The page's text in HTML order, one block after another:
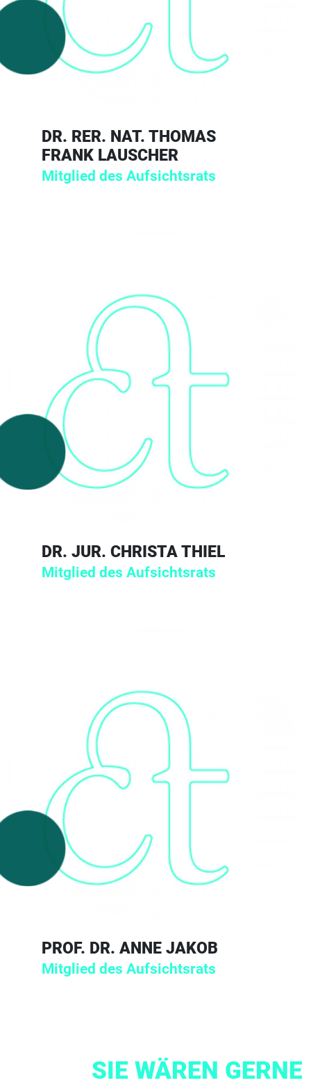
DR. RER. NAT. THOMAS
FRANK LAUSCHER
Mitglied des Aufsichtsrats
DR. JUR. CHRISTA THIEL
Mitglied des Aufsichtsrats
PROF. DR. ANNE JAKOB
Mitglied des Aufsichtsrats
SIE WÄREN GERNE